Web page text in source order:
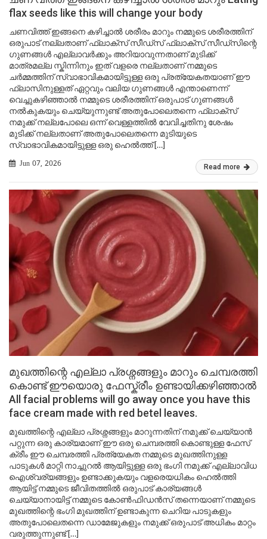
flax seeds like this will change your body
ചണവിത്ത് ഇങ്ങനെ കഴിച്ചാൽ ശരീരം മാറും നമ്മുടെ ശരീരത്തിന്
ഒരുപാട് നല്ലതാണ് ഫ്ലാക്സ് സീഡ്സ് ഫ്ലാക്സ് സീഡ്സിന്റെ
ഗുണങ്ങൾ എല്ലാവർക്കും അറിയാവുന്നതാണ് മുടിക്ക്
മാത്രമല്ല സ്കിന്നിനും ഇത് വളരെ നല്ലതാണ് നമ്മുടെ
ചർമ്മത്തിന് സ്വാഭാവികമായിട്ടുള്ള ഒരു പ്രത്യേകതയാണ് ഈ
ഫ്ലാസിനുള്ളത് ഏറ്റവും വലിയ ഗുണങ്ങൾ എന്താണെന്ന്
വെച്ചുകഴിഞ്ഞാൽ നമ്മുടെ ശരീരത്തിന് ഒരുപാട് ഗുണങ്ങൾ
നൽകുകയും ചെയ്യുന്നുണ്ട് അതുപോലെതന്നെ ഫ്ലാക്സ്
നമുക്ക് നല്ലപോലെ ഒന്ന് വെള്ളത്തിൽ വേവിച്ചതിനു ശേഷം
മുടിക്ക് നല്ലതാണ് അതുപോലെതന്നെ മുടിയുടെ
സ്വാഭാവികമായിട്ടുള്ള ഒരു ഹെൽത്ത് […]
Jun 07, 2026 Read more
മുഖത്തിന്റെ എല്ലാ പ്രശ്നങ്ങളും മാറും ചെമ്പരത്തി
കൊണ്ട് ഈയൊരു ഫേസ്ക്രീം ഉണ്ടായിക്കഴിഞ്ഞാൽ
All facial problems will go away once you have this
face cream made with red betel leaves.
മുഖത്തിന്റെ എല്ലാ പ്രശ്നങ്ങളും മാറുന്നതിന് നമുക്ക് ചെയ്യാൻ
പറ്റുന്ന ഒരു കാര്യമാണ് ഈ ഒരു ചെമ്പരത്തി കൊണ്ടുള്ള ഫേസ്
ക്രീം ഈ ചെമ്പരത്തി പ്രത്യേകത നമ്മുടെ മുഖത്തിനുള്ള
പാടുകൾ മാറ്റി നാച്ചുറൽ ആയിട്ടുള്ള ഒരു ഭംഗി നമുക്ക് എല്ലാവിധ
ഐശ്വര്യങ്ങളും ഉണ്ടാക്കുകയും വളരെയധികം ഹെൽത്തി
ആയിട്ട് നമ്മുടെ ജീവിതത്തിൽ ഒരുപാട് കാര്യങ്ങൾ
ചെയ്യാനായിട്ട് നമ്മുടെ കോൺഫിഡൻസ് തന്നെയാണ് നമ്മുടെ
മുഖത്തിന്റെ ഭംഗി മുഖത്തിന് ഉണ്ടാകുന്ന ചെറിയ പാടുകളും
അതുപോലെതന്നെ ഡാമേജുകളും നമുക്ക് ഒരുപാട് അധികം മാറ്റം
വരുത്തുന്നുണ്ട് […]